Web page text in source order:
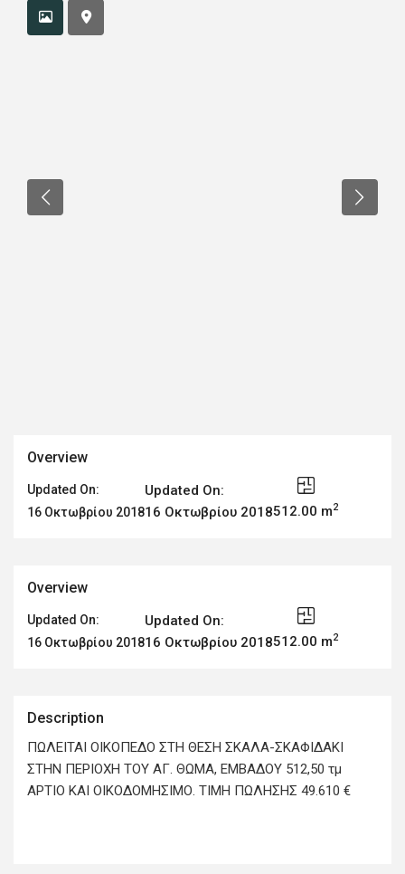
Overview
Updated On:
16 Οκτωβρίου 2018
Updated On:
16 Οκτωβρίου 2018512.00 m2
Overview
Updated On:
16 Οκτωβρίου 2018
Updated On:
16 Οκτωβρίου 2018512.00 m2
Description
ΠΩΛΕΙΤΑΙ ΟΙΚΟΠΕΔΟ ΣΤΗ ΘΕΣΗ ΣΚΑΛΑ-ΣΚΑΦΙΔΑΚΙ
ΣΤΗΝ ΠΕΡΙΟΧΗ ΤΟΥ ΑΓ. ΘΩΜΑ, ΕΜΒΑΔΟΥ 512,50 τμ
ΑΡΤΙΟ ΚΑΙ ΟΙΚΟΔΟΜΗΣΙΜΟ. ΤΙΜΗ ΠΩΛΗΣΗΣ 49.610 €